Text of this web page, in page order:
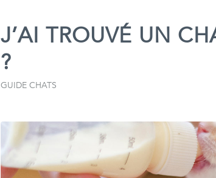
J’AI TROUVÉ UN
?
GUIDE CHATS